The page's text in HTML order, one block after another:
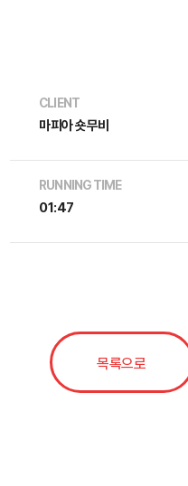
CLIENT
마피아 숏무비
RUNNING TIME
01:47
목록으로